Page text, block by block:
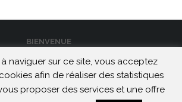
BIENVENUE
CONTACT
LÉGALES ET CONFIDENTIALITÉ
naviguer sur ce site, vous acceptez
afin de réaliser des statistiques
proposer des services et une offre